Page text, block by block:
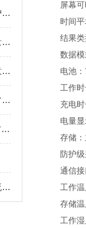
多路光纤转换器的使用方法及维护方法
多功能表面污染监测仪的操作测量方法
口部毒剂报警器的安装与调试注意事项
实验室人防丙种射线报警器的日常巡检应用工艺
维护与校准：确保RFQC01型人防生物报警器长期有效
如何优化核生化控制中心的操作流程？
屏幕可时
时间平
结果类
数据模
电池：
工作时
充电时
电量显
存储：主
防护级
通信接
工作温
存储温
工作湿